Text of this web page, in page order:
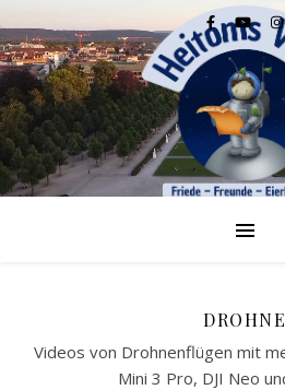
DROHNE
Videos von Drohnenflügen mit
Mini 3 Pro, DJI Neo